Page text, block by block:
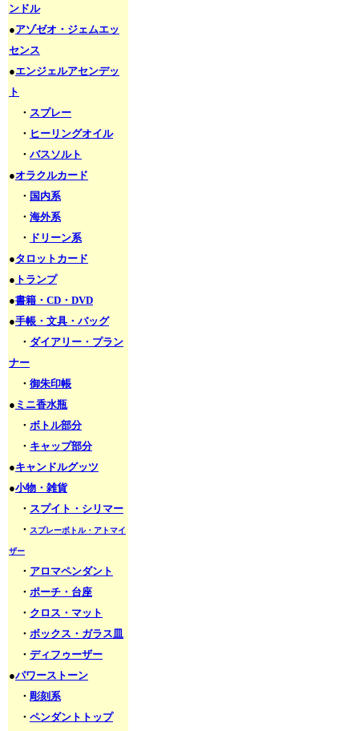
ンドル
●アゾゼオ・ジェムエッ
センス
●エンジェルアセンデッ
ト
・ スプレー
・ ヒーリングオイル
・ バスソルト
●オラクルカード
・ 国内系
・ 海外系
・ ドリーン系
●タロットカード
● トランプ
●書籍・CD・DVD
●手帳・文具・バッグ
・ ダイアリー・プラン
ナー
・ 御朱印帳
● ミニ香水瓶
・ ボトル部分
・ キャップ部分
●キャンドルグッツ
●小物・雑貨
・ スプイト・シリマー
・ スプレーボトル・アトマイ
ザー
・ アロマペンダント
・ ポーチ・台座
・ クロス・マット
・ ボックス・ガラス皿
・ ディフゥーザー
●パワーストーン
・ 彫刻系
・ ペンダントトップ